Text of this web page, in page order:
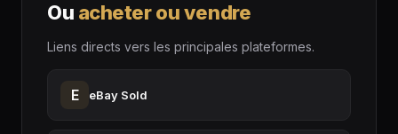
Ou acheter ou vendre
Liens directs vers les principales plateformes.
E eBay Sold